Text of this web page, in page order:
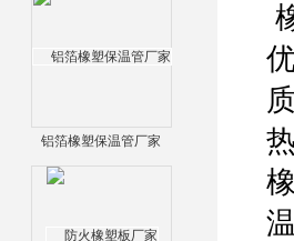
铝箔橡塑保温管厂家